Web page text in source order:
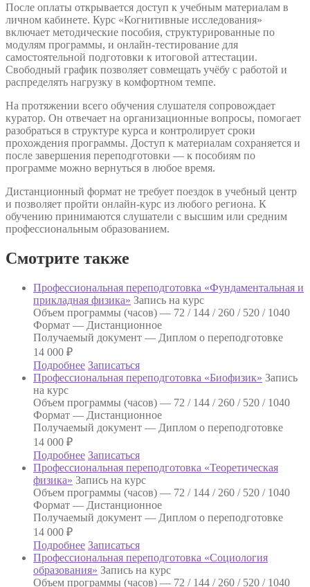
После оплаты открывается доступ к учебным материалам в
личном кабинете. Курс «Когнитивные исследования»
включает методические пособия, структурированные по
модулям программы, и онлайн-тестирование для
самостоятельной подготовки к итоговой аттестации.
Свободный график позволяет совмещать учёбу с работой и
распределять нагрузку в комфортном темпе.
На протяжении всего обучения слушателя сопровождает
куратор. Он отвечает на организационные вопросы, помогает
разобраться в структуре курса и контролирует сроки
прохождения программы. Доступ к материалам сохраняется и
после завершения переподготовки — к пособиям по
программе можно вернуться в любое время.
Дистанционный формат не требует поездок в учебный центр
и позволяет пройти онлайн-курс из любого региона. К
обучению принимаются слушатели с высшим или средним
профессиональным образованием.
Смотрите также
Профессиональная переподготовка «Фундаментальная и
прикладная физика» Запись на курс
Объем программы (часов) — 72 / 144 / 260 / 520 / 1040
Формат — Дистанционное
Получаемый документ — Диплом о переподготовке
14 000 ₽
Подробнее Записаться
Профессиональная переподготовка «Биофизик» Запись
на курс
Объем программы (часов) — 72 / 144 / 260 / 520 / 1040
Формат — Дистанционное
Получаемый документ — Диплом о переподготовке
14 000 ₽
Подробнее Записаться
Профессиональная переподготовка «Теоретическая
физика» Запись на курс
Объем программы (часов) — 72 / 144 / 260 / 520 / 1040
Формат — Дистанционное
Получаемый документ — Диплом о переподготовке
14 000 ₽
Подробнее Записаться
Профессиональная переподготовка «Социология
образования» Запись на курс
Объем программы (часов) — 72 / 144 / 260 / 520 / 1040